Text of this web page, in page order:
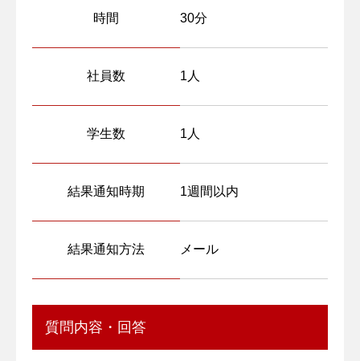
時間 30分
社員数 1人
学生数 1人
結果通知時期 1週間以内
結果通知方法 メール
質問内容・回答